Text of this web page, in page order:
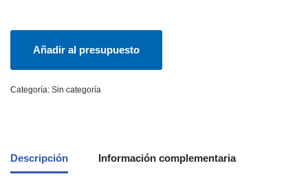
Añadir al presupuesto
Categoría: Sin categoría
Descripción Información complementaria